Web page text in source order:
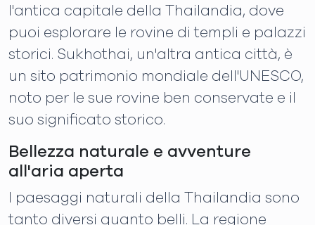
l'antica capitale della Thailandia, dove
puoi esplorare le rovine di templi e palazzi
storici. Sukhothai, un'altra antica città, è
un sito patrimonio mondiale dell'UNESCO,
noto per le sue rovine ben conservate e il
suo significato storico.
Bellezza naturale e avventure
all'aria aperta
I paesaggi naturali della Thailandia sono
tanto diversi quanto belli. La regione